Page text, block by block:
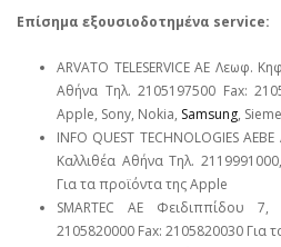
Επίσημα εξουσιοδοτημένα service:
ARVATO TELESERVICE ΑΕ Λεωφ.
Αθήνα Τηλ. 2105197500 Fax:
Apple, Sony, Nokia, Samsung,
INFO QUEST TECHNOLOGIES
Καλλιθέα Αθήνα Τηλ.
Για τα προϊόντα της Apple
SMARTEC ΑΕ Φειδιππίδου
2105820000 Fax: 2105820030 Για